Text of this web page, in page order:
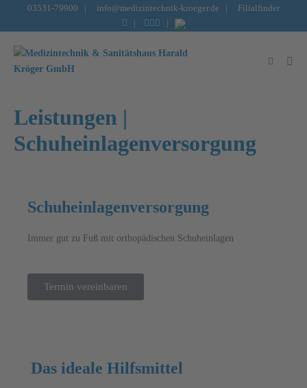
03531-79900 | info@medizintechnik-kroeger.de |
Filialfinder
|
|
Leistungen |
Schuheinlagenversorgung
Schuheinlagenversorgung
Immer gut zu Fuß mit orthopädischen Schuheinlagen
Termin vereinbaren
Das ideale Hilfsmittel